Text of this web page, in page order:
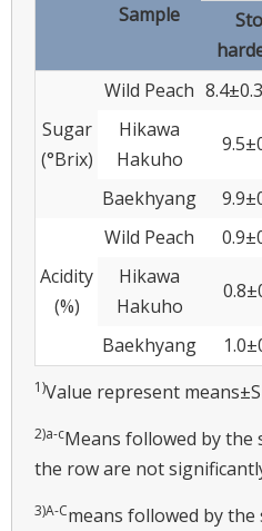
Sample
Sugar
(°Brix)
Wild Peach 8.4±0.3
Hikawa
Hakuho
Baekhyang
Acidity
(%)
Wild Peach
Hikawa
Hakuho
Baekhyang
1)Value represent
2)a-cMeans followed by the
the row are not
3)A-Cmeans followed by